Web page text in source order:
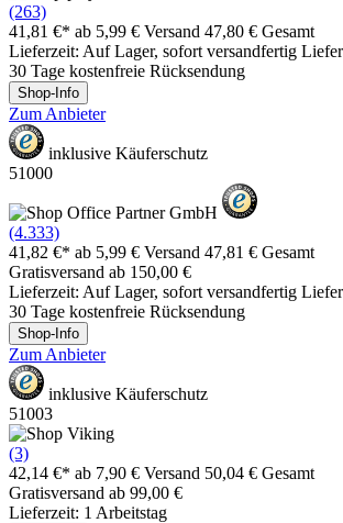
(263)
41,81 €* ab 5,99 € Versand 47,80 € Gesamt
Lieferzeit: Auf Lager, sofort versandfertig
30 Tage kostenfreie Rücksendung
Shop-Info
Zum Anbieter
inklusive Käuferschutz
51000
(4.333)
41,82 €* ab 5,99 € Versand 47,81 € Gesamt
Gratisversand ab 150,00 €
Lieferzeit: Auf Lager, sofort versandfertig
30 Tage kostenfreie Rücksendung
Shop-Info
Zum Anbieter
inklusive Käuferschutz
51003
(3)
42,14 €* ab 7,90 € Versand 50,04 € Gesamt
Gratisversand ab 99,00 €
Lieferzeit: 1 Arbeitstag